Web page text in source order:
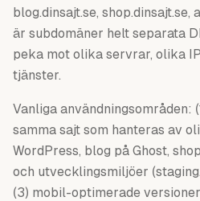
blog.dinsajt.se, shop.dinsajt.se,
är subdomäner helt separata
peka mot olika servrar, olika
tjänster.
Vanliga användningsområden:
samma sajt som hanteras av
WordPress, blog på Ghost,
och utvecklingsmiljöer
(3) mobil-optimerade